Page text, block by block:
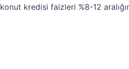
kredisi faizleri %8-12